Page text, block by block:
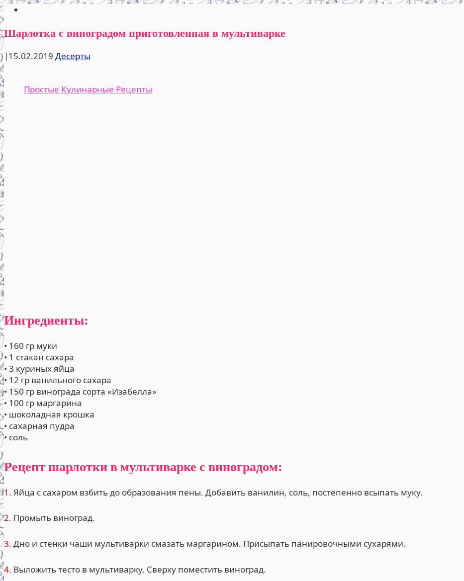
Простые Кулинарные Рецепты
Шарлотка с виноградом приготовленная в мультиварке
|15.02.2019 Десерты
Ингредиенты:
• 160 гр муки
• 1 стакан сахара
• 3 куриных яйца
• 12 гр ванильного сахара
• 150 гр винограда сорта «Изабелла»
• 100 гр маргарина
• шоколадная крошка
• сахарная пудра
• соль
Рецепт шарлотки в мультиварке с виноградом:
1. Яйца с сахаром взбить до образования пены. Добавить ванилин, соль, постепенно всыпать муку.
2. Промыть виноград.
3. Дно и стенки чаши мультиварки смазать маргарином. Присыпать панировочными сухарями.
4. Выложить тесто в мультиварку. Сверху поместить виноград.